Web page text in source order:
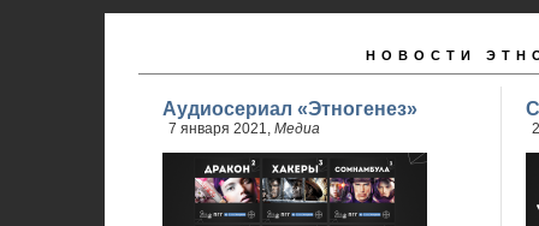
НОВОСТИ
Аудиосериал «Этногенез»
7 января 2021, Медиа